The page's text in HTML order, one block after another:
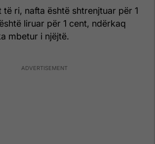
të ri, nafta është shtrenjtuar për 1
liruar për 1 cent, ndërkaq
mbetur i njëjtë.